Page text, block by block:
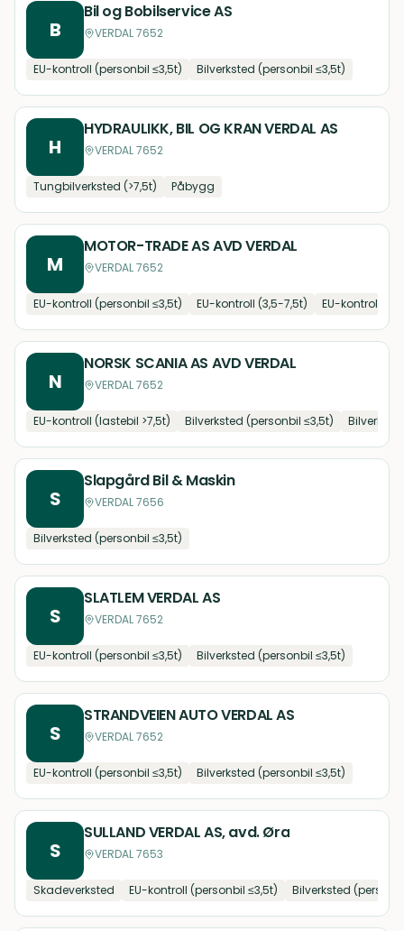
B
Bil og Bobilservice AS
VERDAL 7652
EU-kontroll (personbil ≤3,5t) Bilverksted (personbil ≤3,5t)
H
HYDRAULIKK, BIL OG KRAN VERDAL AS
VERDAL 7652
Tungbilverksted (>7,5t) Påbygg
M
MOTOR-TRADE AS AVD VERDAL
VERDAL 7652
EU-kontroll (personbil ≤3,5t) EU-kontroll (3,5-7,5t) EU-kontroll
N
NORSK SCANIA AS AVD VERDAL
VERDAL 7652
EU-kontroll (lastebil >7,5t) Bilverksted (personbil ≤3,5t)
S
Slapgård Bil & Maskin
VERDAL 7656
Bilverksted (personbil ≤3,5t)
S
SLATLEM VERDAL AS
VERDAL 7652
EU-kontroll (personbil ≤3,5t) Bilverksted (personbil ≤3,5t)
S
STRANDVEIEN AUTO VERDAL AS
VERDAL 7652
EU-kontroll (personbil ≤3,5t) Bilverksted (personbil ≤3,5t)
S
SULLAND VERDAL AS, avd. Øra
VERDAL 7653
Skadeverksted EU-kontroll (personbil ≤3,5t) Bilverksted